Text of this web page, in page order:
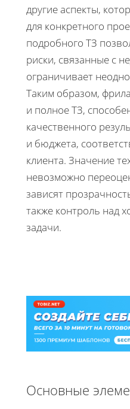
другие аспекты,
для конкретного
подробного ТЗ
риски, связанные с
ограничивает
Таким образом,
и полное ТЗ,
качественного
и бюджета,
клиента. Значение
невозможно
зависят
также контроль над
задачи.
Основные